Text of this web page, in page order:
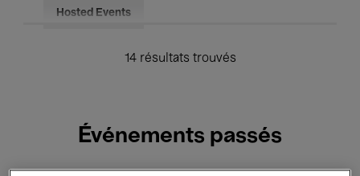
Hosted Events
14 résultats trouvés
Événements passés